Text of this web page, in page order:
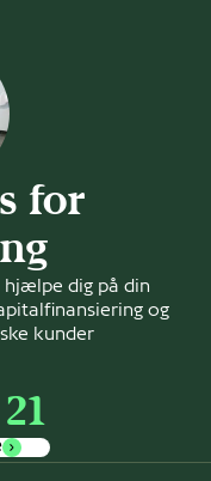
for
hjælpe dig på din
og
kunder